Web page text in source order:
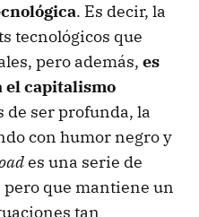
. Es decir, la
tecnológicos que
pero además, es
capitalismo
de ser profunda, la
con humor negro y
es una serie de
que mantiene un
tan